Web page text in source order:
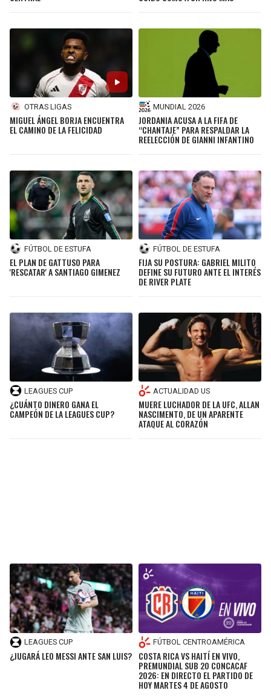
OTRAS LIGAS
MIGUEL ÁNGEL BORJA ENCUENTRA
EL CAMINO DE LA FELICIDAD
MUNDIAL 2026
JORDANIA ACUSA A LA FIFA DE
“CHANTAJE” PARA RESPALDAR LA
REELECCIÓN DE GIANNI INFANTINO
FÚTBOL DE ESTUFA
EL PLAN DE GATTUSO PARA
'RESCATAR' A SANTIAGO GIMENEZ
FÚTBOL DE ESTUFA
FIJA SU POSTURA: GABRIEL MILITO
DEFINE SU FUTURO ANTE EL INTERÉS
DE RIVER PLATE
LEAGUES CUP
¿CUÁNTO DINERO GANA EL
CAMPEÓN DE LA LEAGUES CUP?
ACTUALIDAD US
MUERE LUCHADOR DE LA UFC, ALLAN
NASCIMENTO, DE UN APARENTE
ATAQUE AL CORAZÓN
LEAGUES CUP
¿JUGARÁ LEO MESSI ANTE SAN LUIS?
FÚTBOL CENTROAMÉRICA
COSTA RICA VS HAITÍ EN VIVO,
PREMUNDIAL SUB 20 CONCACAF
2026: EN DIRECTO EL PARTIDO DE
HOY MARTES 4 DE AGOSTO